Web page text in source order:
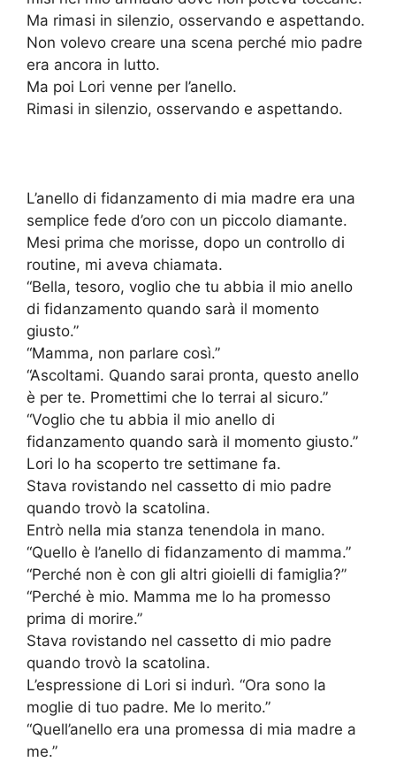
Ma rimasi in silenzio, osservando e aspettando.
Non volevo creare una scena perché mio padre
era ancora in lutto.
Ma poi Lori venne per l’anello.
Rimasi in silenzio, osservando e aspettando.
L’anello di fidanzamento di mia madre era una
semplice fede d’oro con un piccolo diamante.
Mesi prima che morisse, dopo un controllo di
routine, mi aveva chiamata.
“Bella, tesoro, voglio che tu abbia il mio anello
di fidanzamento quando sarà il momento
giusto.”
“Mamma, non parlare così.”
“Ascoltami. Quando sarai pronta, questo anello
è per te. Promettimi che lo terrai al sicuro.”
“Voglio che tu abbia il mio anello di
fidanzamento quando sarà il momento giusto.”
Lori lo ha scoperto tre settimane fa.
Stava rovistando nel cassetto di mio padre
quando trovò la scatolina.
Entrò nella mia stanza tenendola in mano.
“Quello è l’anello di fidanzamento di mamma.”
“Perché non è con gli altri gioielli di famiglia?”
“Perché è mio. Mamma me lo ha promesso
prima di morire.”
Stava rovistando nel cassetto di mio padre
quando trovò la scatolina.
L’espressione di Lori si indurì. “Ora sono la
moglie di tuo padre. Me lo merito.”
“Quell’anello era una promessa di mia madre a
me.”